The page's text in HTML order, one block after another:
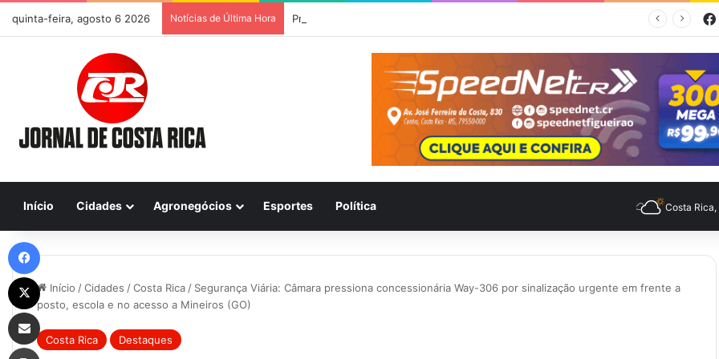
quinta-feira, agosto 6 2026 Notícias de Última Hora Previsão do Tempo para Costa Rica nesta quinta-feira (6)
Início Cidades Agronegócios Esportes Política Costa Rica,
Início /Cidades /Costa Rica / Segurança Viária: Câmara pressiona concessionária Way-306 por sinalização urgente em frente a
posto, escola e no acesso a Mineiros (GO)
Costa Rica Destaques
Compartilhar via e-mail
Imprimir